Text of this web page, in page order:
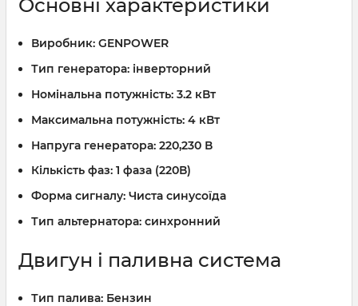
Основні характеристики
Виробник: GENPOWER
Тип генератора: інверторний
Номінальна потужність: 3.2 кВт
Максимальна потужність: 4 кВт
Напруга генератора: 220,230 В
Кількість фаз: 1 фаза (220В)
Форма сигналу: Чиста синусоїда
Тип альтернатора: синхронний
Двигун і паливна система
Тип палива: Бензин